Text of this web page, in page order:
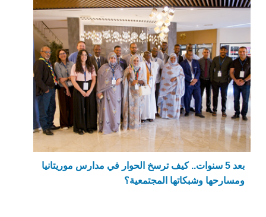
بعد 5 سنوات.. كيف ترسخ الحوار في مدارس موريتانيا
ومسارحها وشبكاتها المجتمعية؟